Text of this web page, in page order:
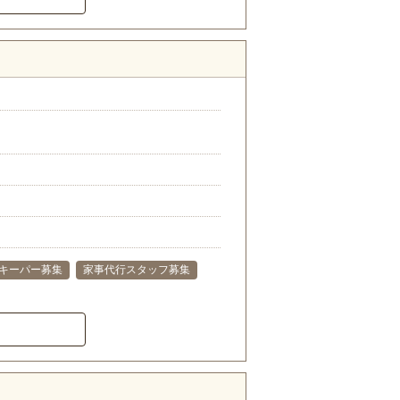
ーパー募集
家事代行スタッフ募集